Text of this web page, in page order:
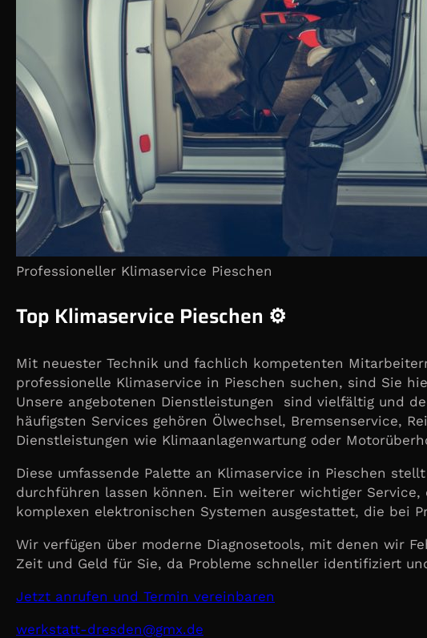
Professioneller Klimaservice Pieschen
Top Klimaservice Pieschen ⚙️
Mit neuester Technik und fachlich kompetenten
professionelle Klimaservice in Pieschen suchen, sind Sie
Unsere angebotenen Dienstleistungen sind vielfältig und
häufigsten Services gehören Ölwechsel, Bremsenservice,
Dienstleistungen wie Klimaanlagenwartung oder
Diese umfassende Palette an Klimaservice in Pieschen
durchführen lassen können. Ein weiterer wichtiger
komplexen elektronischen Systemen ausgestattet, die bei
Wir verfügen über moderne Diagnosetools, mit denen wir
Zeit und Geld für Sie, da Probleme schneller identifiziert
Jetzt anrufen und Termin vereinbaren
ed.xmg
@nedserd-ttatskrew